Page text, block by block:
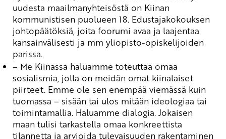
uudesta maailmanyhteisöstä on Kiinan
kommunistisen puolueen 18. Edustajakokouksen
johtopäätöksiä, joita foorumi avaa ja laajentaa
kansainvälisesti ja mm yliopisto-opiskelijoiden
parissa.
– Me Kiinassa haluamme toteuttaa omaa
sosialismia, jolla on meidän omat kiinalaiset
piirteet. Emme ole sen enempää viemässä kuin
tuomassa – sisään tai ulos mitään ideologiaa tai
toimintamallia. Haluamme dialogia. Jokaisen
maan tulisi tarkastella omaa konkreettista
tilannetta ja arvioida tulevaisuuden rakentaminen